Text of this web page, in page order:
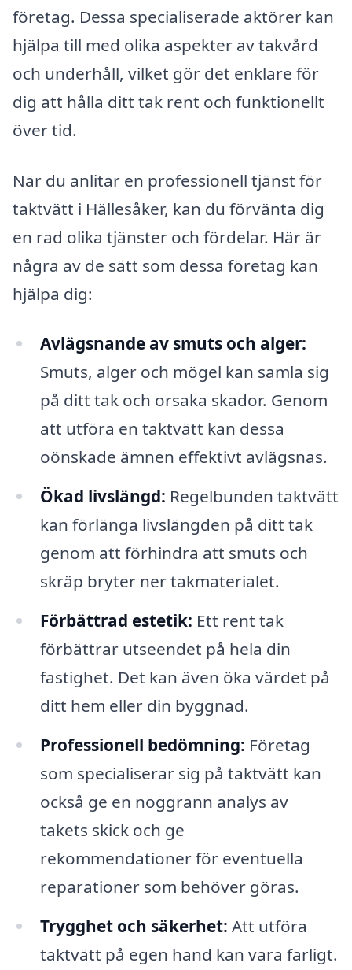
företag. Dessa specialiserade aktörer kan
hjälpa till med olika aspekter av takvård
och underhåll, vilket gör det enklare för
dig att hålla ditt tak rent och funktionellt
över tid.
När du anlitar en professionell tjänst för
taktvätt i Hällesåker, kan du förvänta dig
en rad olika tjänster och fördelar. Här är
några av de sätt som dessa företag kan
hjälpa dig:
Avlägsnande av smuts och alger:
Smuts, alger och mögel kan samla sig
på ditt tak och orsaka skador. Genom
att utföra en taktvätt kan dessa
oönskade ämnen effektivt avlägsnas.
Ökad livslängd: Regelbunden taktvätt
kan förlänga livslängden på ditt tak
genom att förhindra att smuts och
skräp bryter ner takmaterialet.
Förbättrad estetik: Ett rent tak
förbättrar utseendet på hela din
fastighet. Det kan även öka värdet på
ditt hem eller din byggnad.
Professionell bedömning: Företag
som specialiserar sig på taktvätt kan
också ge en noggrann analys av
takets skick och ge
rekommendationer för eventuella
reparationer som behöver göras.
Trygghet och säkerhet: Att utföra
taktvätt på egen hand kan vara farligt.